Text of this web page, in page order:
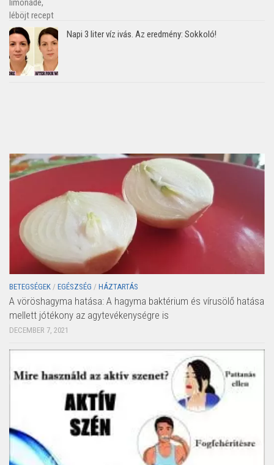
Napi 3 liter víz ivás. Az eredmény: Sokkoló!
BETEGSÉGEK / EGÉSZSÉG / HÁZTARTÁS
A vöröshagyma hatása: A hagyma baktérium és vírusölő hatása
mellett jótékony az agytevékenységre is
DECEMBER 7, 2021